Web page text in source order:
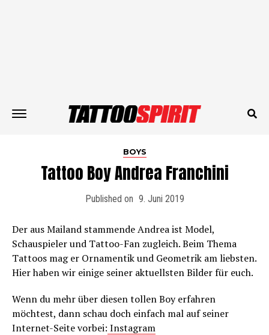
BOYS
Tattoo Boy Andrea Franchini
Published on 9. Juni 2019
Der aus Mailand stammende Andrea ist Model,
Schauspieler und Tattoo-Fan zugleich. Beim Thema
Tattoos mag er Ornamentik und Geometrik am liebsten.
Hier haben wir einige seiner aktuellsten Bilder für euch.
Wenn du mehr über diesen tollen Boy erfahren
möchtest, dann schau doch einfach mal auf seiner
Internet-Seite vorbei: Instagram